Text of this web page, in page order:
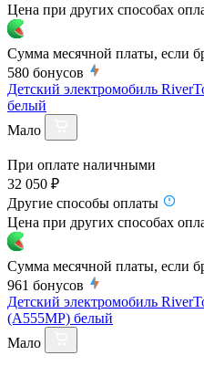
Цена при других способах
Сумма месячной платы, если
580 бонусов
Детский электромобиль
белый
Мало
При оплате наличными
32 050 ₽
Другие способы оплаты
Цена при других способах
Сумма месячной платы, если
961 бонусов
Детский электромобиль
(A555MP) белый
Мало